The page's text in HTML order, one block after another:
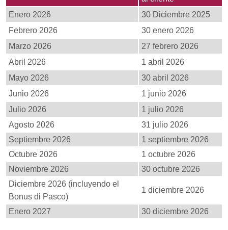
Enero 2026
30 Diciembre 2025
Febrero 2026
30 enero 2026
Marzo 2026
27 febrero 2026
Abril 2026
1 abril 2026
Mayo 2026
30 abril 2026
Junio 2026
1 junio 2026
Julio 2026
1 julio 2026
Agosto 2026
31 julio 2026
Septiembre 2026
1 septiembre 2026
Octubre 2026
1 octubre 2026
Noviembre 2026
30 octubre 2026
Diciembre 2026 (incluyendo el
Bonus di Pasco)
1 diciembre 2026
Enero 2027 30 diciembre 2026